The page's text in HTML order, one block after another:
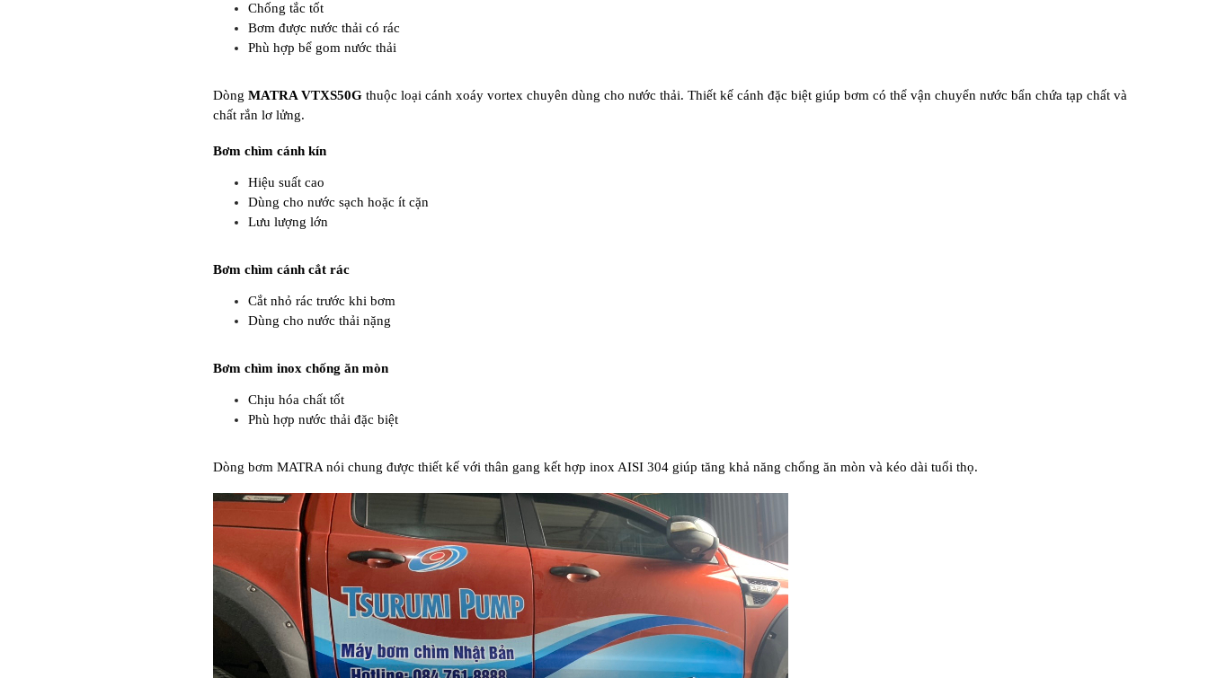
Chống tắc tốt
Bơm được nước thải có rác
Phù hợp bể gom nước thải
Dòng MATRA VTXS50G thuộc loại cánh xoáy vortex chuyên dùng cho nước thải. Thiết kế cánh đặc biệt giúp bơm có thể vận chuyển nước bẩn chứa tạp chất và
chất rắn lơ lửng.
Bơm chìm cánh kín
Hiệu suất cao
Dùng cho nước sạch hoặc ít cặn
Lưu lượng lớn
Bơm chìm cánh cắt rác
Cắt nhỏ rác trước khi bơm
Dùng cho nước thải nặng
Bơm chìm inox chống ăn mòn
Chịu hóa chất tốt
Phù hợp nước thải đặc biệt
Dòng bơm MATRA nói chung được thiết kế với thân gang kết hợp inox AISI 304 giúp tăng khả năng chống ăn mòn và kéo dài tuổi thọ.